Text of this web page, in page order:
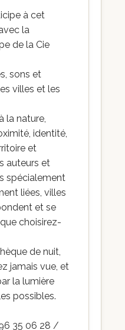
à cet
la
de la Cie
sons et
villes et les
la nature,
identité,
et
auteurs et
spécialement
liées, villes
et se
choisirez-
de nuit,
jamais vue, et
la lumière
possibles.
35 06 28 /